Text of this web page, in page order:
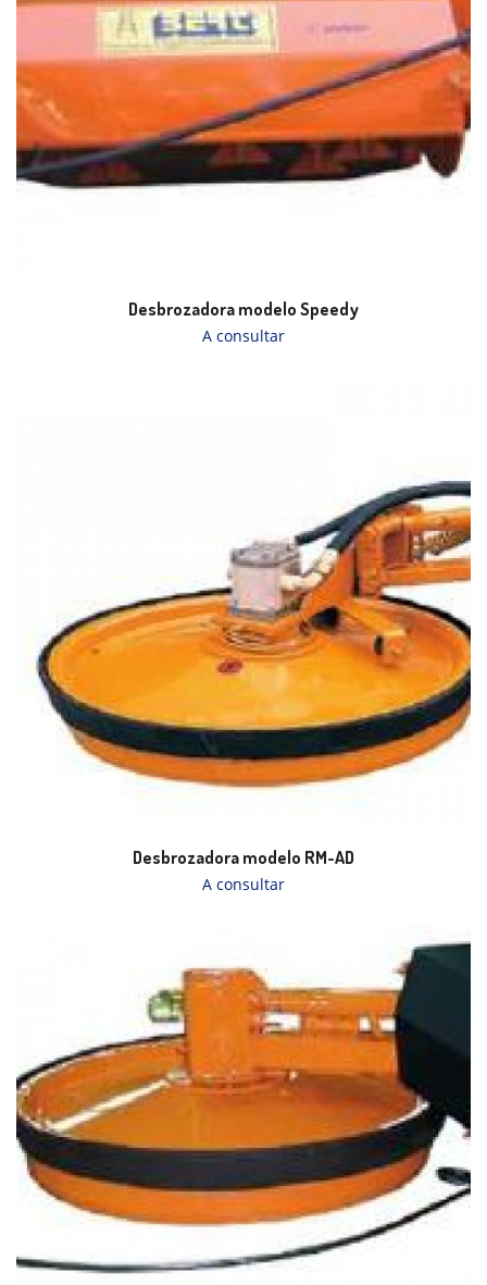
Desbrozadora modelo Speedy
A consultar
Desbrozadora modelo RM-AD
A consultar